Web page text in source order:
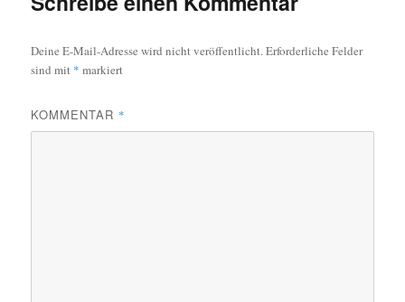
Deine E-Mail-Adresse wird nicht veröffentlicht.Erforderliche Felder
sind mit * markiert
KOMMENTAR *